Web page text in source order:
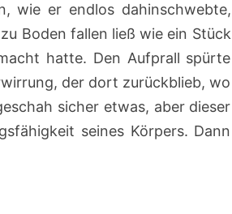
wie er endlos dahinschwebte,
Boden fallen ließ wie ein Stück
hatte. Den Aufprall spürte
der dort zurückblieb, wo
sicher etwas, aber dieser
seines Körpers. Dann